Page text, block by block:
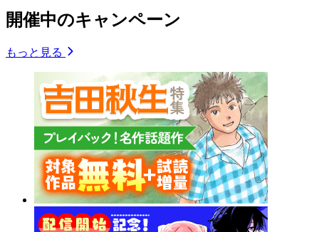
開催中のキャンペーン
もっと見る